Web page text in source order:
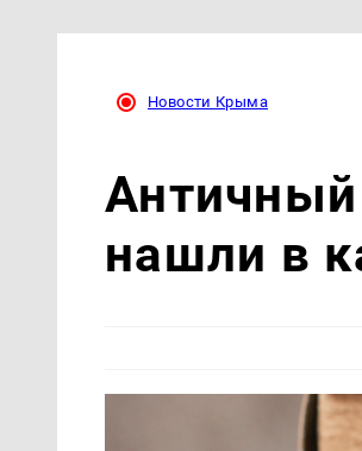
Новости Крыма
нашли в